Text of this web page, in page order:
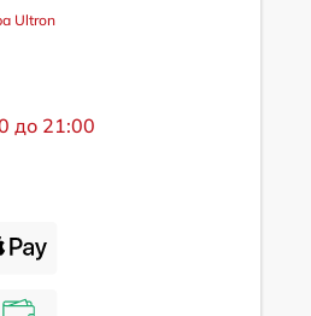
Ultron
до 21:00